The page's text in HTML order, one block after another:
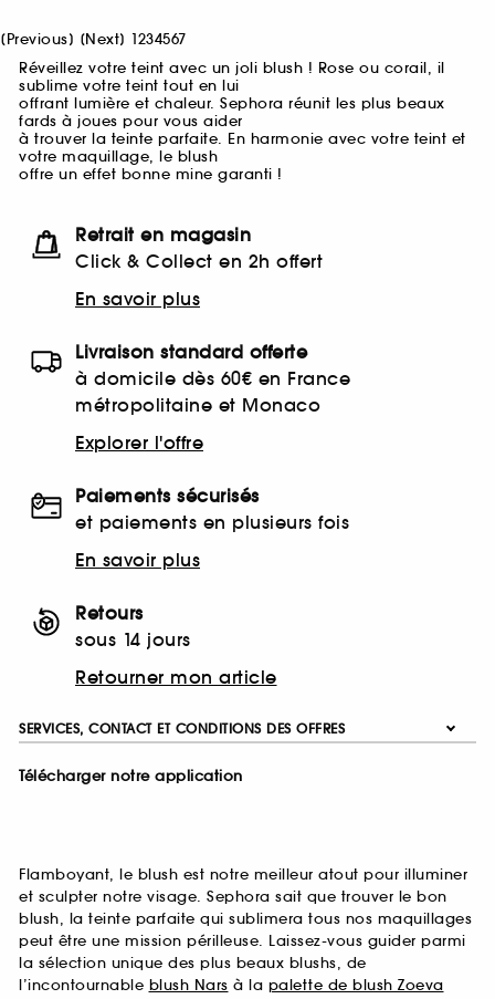
[Previous] [Next] 1234567
Réveillez votre teint avec un joli blush ! Rose ou corail, il
sublime votre teint tout en lui
offrant lumière et chaleur. Sephora réunit les plus beaux
fards à joues pour vous aider
à trouver la teinte parfaite. En harmonie avec votre teint et
votre maquillage, le blush
offre un effet bonne mine garanti !
Retrait en magasin
Click & Collect en 2h offert
En savoir plus
Livraison standard offerte
à domicile dès 60€ en France
métropolitaine et Monaco
Explorer l'offre
Paiements sécurisés
et paiements en plusieurs fois
En savoir plus
Retours
sous 14 jours
Retourner mon article
SERVICES, CONTACT ET CONDITIONS DES OFFRES
Télécharger notre application
Flamboyant, le blush est notre meilleur atout pour illuminer
et sculpter notre visage. Sephora sait que trouver le bon
blush, la teinte parfaite qui sublimera tous nos maquillages
peut être une mission périlleuse. Laissez-vous guider parmi
la sélection unique des plus beaux blushs, de
l’incontournable blush Nars à la palette de blush Zoeva